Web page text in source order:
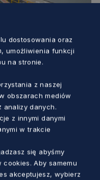
dla
dostosowania oraz
umożliwienia funkcji
na stronie.
z naszej
obszarach mediów
analizy danych.
z innymi danymi
w trakcie
się abyśmy
Aby samemu
akceptujesz, wybierz